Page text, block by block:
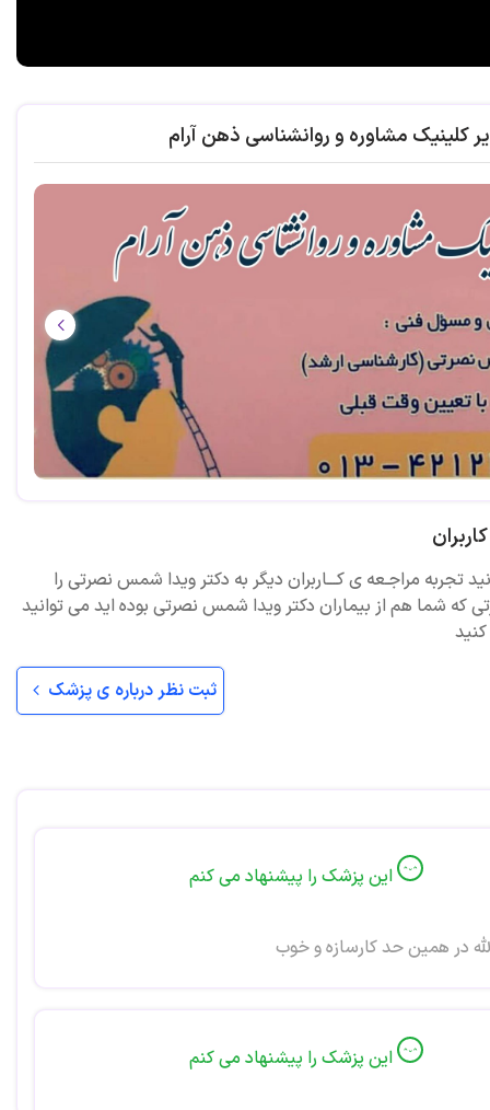
کلینیک مشاوره و روانشناسی ذهن آرام
تجربه مراجـعه ی کـــاربران دیگر به دکتر ویدا شمس نصرتی را
که شما هم از بیماران دکتر ویدا شمس نصرتی بوده اید می توانید
ثبت نظر درباره ی پزشک
این پزشک را پیشنهاد می کنم
در همین حد کارسازه و خوب
این پزشک را پیشنهاد می کنم